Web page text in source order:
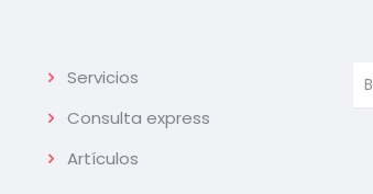
Servicios
Consulta express
Artículos